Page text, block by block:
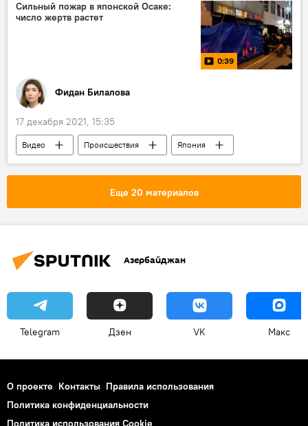
Сильный пожар в японской Осаке:
число жертв растет
0:39
Фидан Билалова
17 декабря 2021, 15:35
Видео Происшествия
Япония
Жертвы
Мир
пожар
Еще 20 материалов
Азербайджан
Telegram Дзен VK Макс
О проекте Контакты Правила использования
Политика конфиденциальности
Политика использования Cookie